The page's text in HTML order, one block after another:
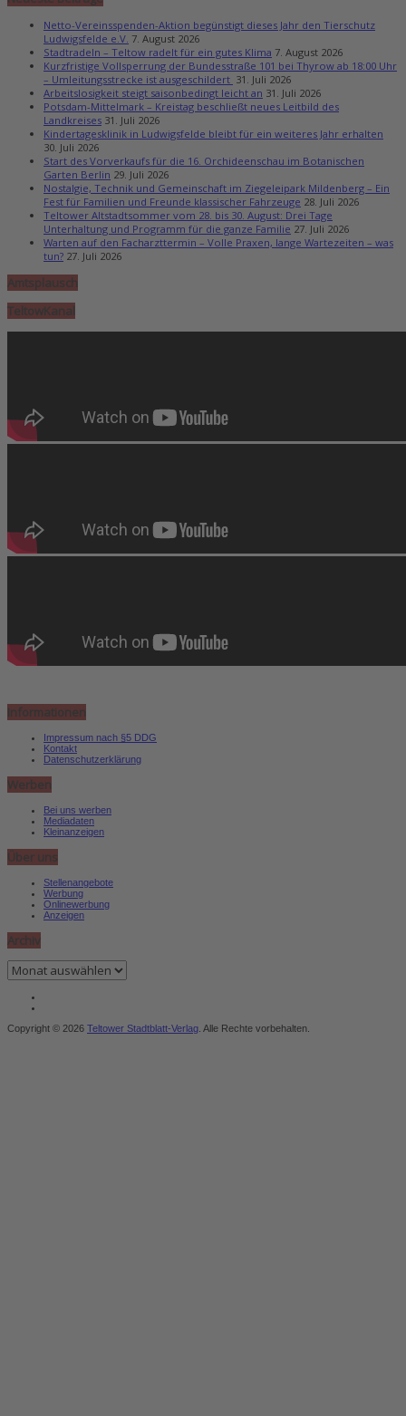
Netto-Vereinsspenden-Aktion begünstigt dieses Jahr den Tierschutz
Ludwigsfelde e.V. 7. August 2026
Stadtradeln – Teltow radelt für ein gutes Klima 7. August 2026
Kurzfristige Vollsperrung der Bundesstraße 101 bei Thyrow ab 18:00 Uhr
– Umleitungsstrecke ist ausgeschildert 31. Juli 2026
Arbeitslosigkeit steigt saisonbedingt leicht an 31. Juli 2026
Potsdam-Mittelmark – Kreistag beschließt neues Leitbild des
Landkreises 31. Juli 2026
Kindertagesklinik in Ludwigsfelde bleibt für ein weiteres Jahr erhalten
30. Juli 2026
Start des Vorverkaufs für die 16. Orchideenschau im Botanischen
Garten Berlin 29. Juli 2026
Nostalgie, Technik und Gemeinschaft im Ziegeleipark Mildenberg – Ein
Fest für Familien und Freunde klassischer Fahrzeuge 28. Juli 2026
Teltower Altstadtsommer vom 28. bis 30. August: Drei Tage
Unterhaltung und Programm für die ganze Familie 27. Juli 2026
Warten auf den Facharzttermin – Volle Praxen, lange Wartezeiten – was
tun? 27. Juli 2026
Amtsplausch
TeltowKanal
Informationen
Impressum nach §5 DDG
Kontakt
Datenschutzerklärung
Werben
Bei uns werben
Mediadaten
Kleinanzeigen
Über uns
Stellenangebote
Werbung
Onlinewerbung
Anzeigen
Archiv
Archiv
Copyright © 2026 Teltower Stadtblatt-Verlag . Alle Rechte vorbehalten.